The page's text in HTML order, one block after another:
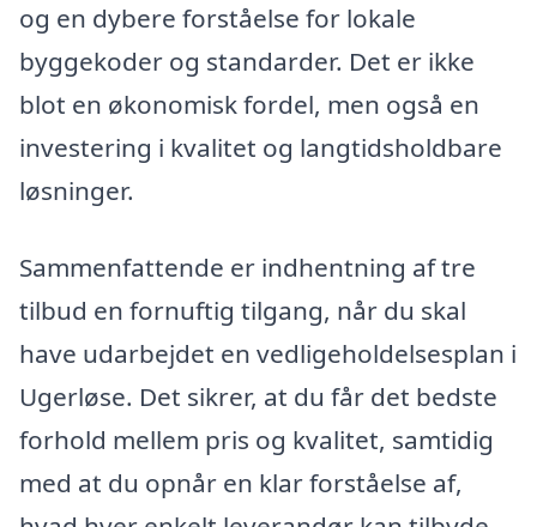
og en dybere forståelse for lokale
byggekoder og standarder. Det er ikke
blot en økonomisk fordel, men også en
investering i kvalitet og langtidsholdbare
løsninger.
Sammenfattende er indhentning af tre
tilbud en fornuftig tilgang, når du skal
have udarbejdet en vedligeholdelsesplan i
Ugerløse. Det sikrer, at du får det bedste
forhold mellem pris og kvalitet, samtidig
med at du opnår en klar forståelse af,